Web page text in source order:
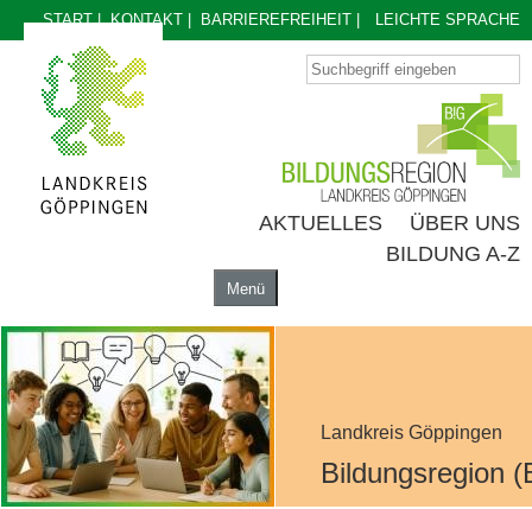
START|KONTAKT BARRIEREFREIHEIT LEICHTE SPRACHE
AKTUELLES
ÜBER UNS
BILDUNG A-Z
Menü
AKTUELLES
BILDUNG A-Z
Landkreis Göppingen
Bildungsregion